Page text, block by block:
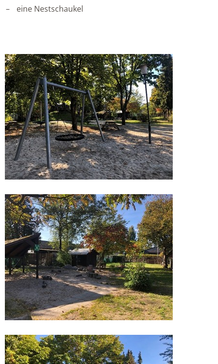
eine Nestschaukel